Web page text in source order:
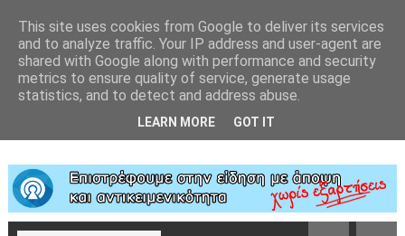
This site uses cookies from Google to deliver its services
and to analyze traffic. Your IP address and user-agent are
shared with Google along with performance and security
metrics to ensure quality of service, generate usage
statistics, and to detect and address abuse.
LEARN MORE GOT IT